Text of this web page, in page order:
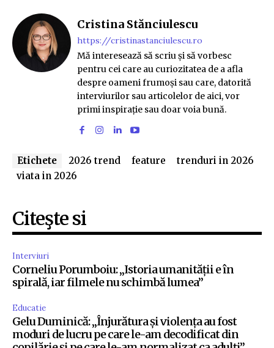
Cristina Stănciulescu
https://cristinastanciulescu.ro
Mă interesează să scriu și să vorbesc
pentru cei care au curiozitatea de a afla
despre oameni frumoși sau care, datorită
interviurilor sau articolelor de aici, vor
primi inspirație sau doar voia bună.
Etichete 2026 trend feature
trenduri in 2026
viata in 2026
Citeşte si
Interviuri
Corneliu Porumboiu: „Istoria umanității e în
spirală, iar filmele nu schimbă lumea”
Educatie
Gelu Duminică: „Înjurătura și violența au fost
moduri de lucru pe care le-am decodificat din